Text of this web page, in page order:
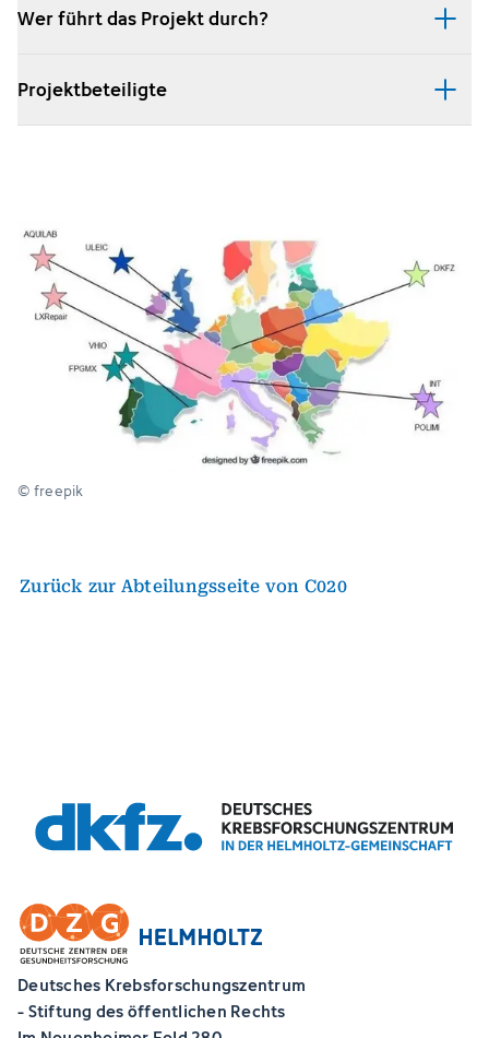
Wer führt das Projekt durch?
Projektbeteiligte
© freepik
Zurück zur Abteilungsseite von C020
Deutsches Krebsforschungszentrum
- Stiftung des öffentlichen Rechts